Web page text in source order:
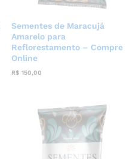
Sementes de Maracujá
Amarelo para
Reflorestamento – Compre
Online
R$ 150,00